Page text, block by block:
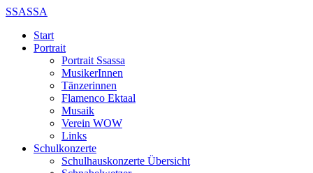
SSASSA
Start
Portrait
Portrait Ssassa
MusikerInnen
Tänzerinnen
Flamenco Ektaal
Musaik
Verein WOW
Links
Schulkonzerte
Schulhauskonzerte Übersicht